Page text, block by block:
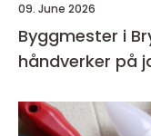
09. June 2026
Byggmester i
håndverker på